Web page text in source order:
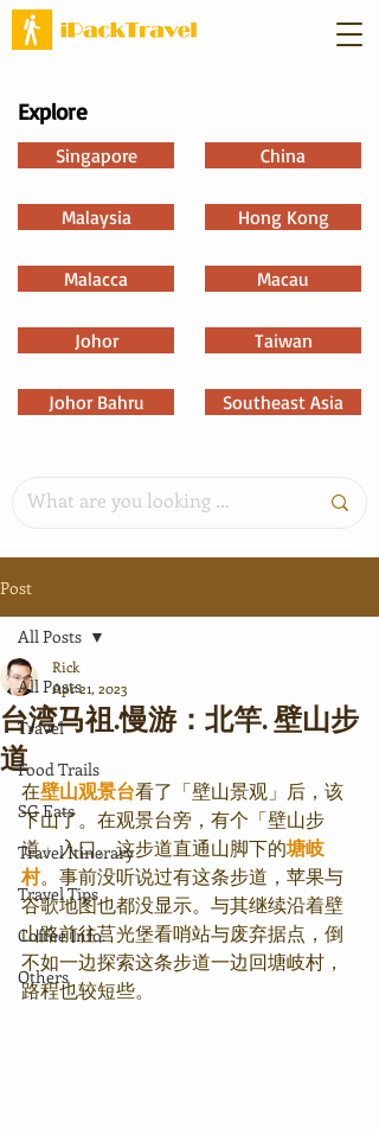
Explore
Singapore
Malaysia
Malacca
Johor
Johor Bahru
China
Hong Kong
Macau
Taiwan
Southeast Asia
Post
All Posts
Travel
Food Trails
SG Eats
Travel Itinerary
Travel Tips
Coffee Info.
Others
All Posts
台湾马祖.慢游：北竿. 壁山步
道
Rick
Apr 21, 2023
在壁山观景台看了「壁山景观」后，该
下山了。在观景台旁，有个「壁山步
道」入口。这步道直通山脚下的塘岐
村。事前没听说过有这条步道，苹果与
谷歌地图也都没显示。与其继续沿着壁
山路前往莒光堡看哨站与废弃据点，倒
不如一边探索这条步道一边回塘岐村，
路程也较短些。